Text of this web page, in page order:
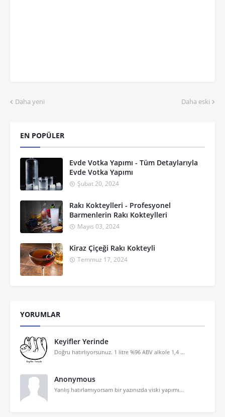
Daha yeni Daha eski
EN POPÜLER
Evde Votka Yapımı - Tüm Detaylarıyla
Evde Votka Yapımı
Şubat 20, 2024
Rakı Kokteylleri - Profesyonel
Barmenlerin Rakı Kokteylleri
Mayıs 03, 2024
Kiraz Çiçeği Rakı Kokteyli
Temmuz 17, 2024
YORUMLAR
Keyifler Yerinde
Doğru hatırlıyorsunuz. 1 litre %96 ABV alkole 1,4 ...
Anonymous
Yanlış hatırlamıyorsam bir yazınızda viski yapımı...